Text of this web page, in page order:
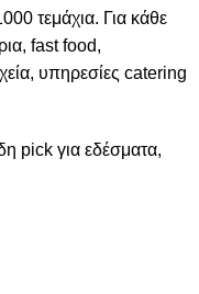
τεμάχια. Για κάθε
fast food,
υπηρεσίες catering
pick για εδέσματα,